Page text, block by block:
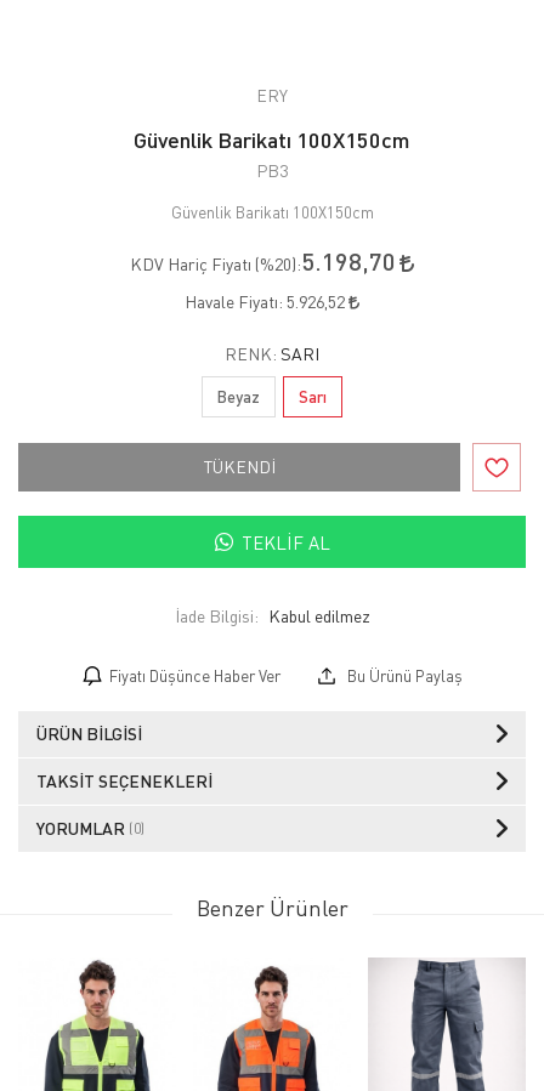
ERY
Güvenlik Barikatı 100X150cm
PB3
Güvenlik Barikatı 100X150cm
KDV Hariç Fiyatı (%20):5.198,70
Havale Fiyatı: 5.926,52
RENK: SARI
Beyaz Sarı
TÜKENDİ
TEKLIF AL
İade Bilgisi:
Fiyatı Düşünce Haber Ver Bu Ürünü Paylaş
ÜRÜN BILGISI
TAKSIT SEÇENEKLERI
YORUMLAR (0)
Benzer Ürünler